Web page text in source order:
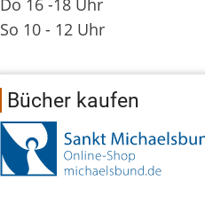
Do 16 -18 Uhr
So 10 - 12 Uhr
Bücher kaufen